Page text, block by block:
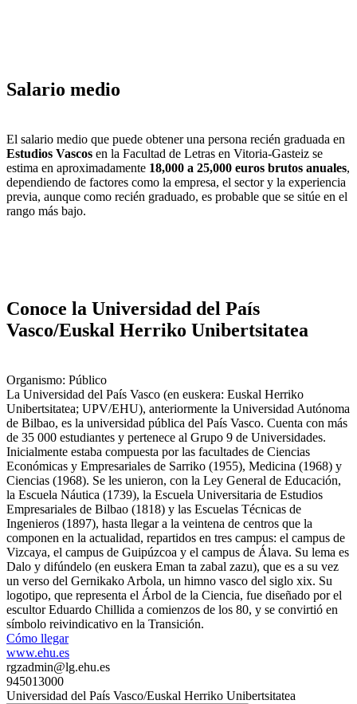
Salario medio
El salario medio que puede obtener una persona recién graduada en
Estudios Vascos en la Facultad de Letras en Vitoria-Gasteiz se
estima en aproximadamente 18,000 a 25,000 euros brutos anuales,
dependiendo de factores como la empresa, el sector y la experiencia
previa, aunque como recién graduado, es probable que se sitúe en el
rango más bajo.
Conoce la Universidad del País
Vasco/Euskal Herriko Unibertsitatea
Organismo: Público
La Universidad del País Vasco (en euskera: Euskal Herriko
Unibertsitatea; UPV/EHU), anteriormente la Universidad Autónoma
de Bilbao, es la universidad pública del País Vasco. Cuenta con más
de 35 000 estudiantes y pertenece al Grupo 9 de Universidades.
Inicialmente estaba compuesta por las facultades de Ciencias
Económicas y Empresariales de Sarriko (1955), Medicina (1968) y
Ciencias (1968). Se les unieron, con la Ley General de Educación,
la Escuela Náutica (1739), la Escuela Universitaria de Estudios
Empresariales de Bilbao (1818) y las Escuelas Técnicas de
Ingenieros (1897), hasta llegar a la veintena de centros que la
componen en la actualidad, repartidos en tres campus: el campus de
Vizcaya, el campus de Guipúzcoa y el campus de Álava. Su lema es
Dalo y difúndelo (en euskera Eman ta zabal zazu), que es a su vez
un verso del Gernikako Arbola, un himno vasco del siglo xix.​ Su
logotipo, que representa el Árbol de la Ciencia, fue diseñado por el
escultor Eduardo Chillida a comienzos de los 80,​ y se convirtió en
símbolo reivindicativo en la Transición.
Cómo llegar
www.ehu.es
rgzadmin@lg.ehu.es
945013000
Universidad del País Vasco/Euskal Herriko Unibertsitatea